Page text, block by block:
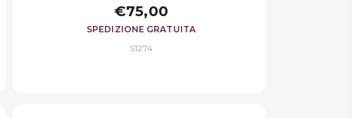
€75,00
SPEDIZIONE GRATUITA
S1274